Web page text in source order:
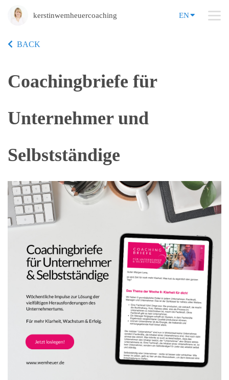
kerstinwemheuercoaching EN
BACK
Coachingbriefe für
Unternehmer und
Selbstständige